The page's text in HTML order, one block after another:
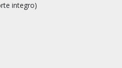
integro)